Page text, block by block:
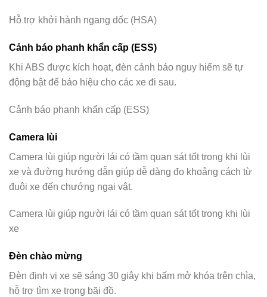
Hỗ trợ khởi hành ngang dốc (HSA)
Cảnh báo phanh khẩn cấp (ESS)
Khi ABS được kích hoạt, đèn cảnh báo nguy hiểm sẽ tự
động bật để báo hiệu cho các xe đi sau.
Cảnh báo phanh khẩn cấp (ESS)
Camera lùi
Camera lùi giúp người lái có tầm quan sát tốt trong khi lùi
xe và đường hướng dẫn giúp dễ dàng đo khoảng cách từ
đuôi xe đến chướng ngại vật.
Camera lùi giúp người lái có tầm quan sát tốt trong khi lùi
xe
Đèn chào mừng
Đèn định vị xe sẽ sáng 30 giây khi bấm mở khóa trên chìa,
hỗ trợ tìm xe trong bãi đồ.